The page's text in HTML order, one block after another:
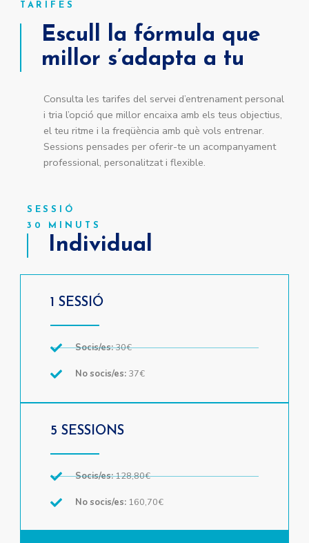
TARIFES
Escull la fórmula que
millor s’adapta a tu
Consulta les tarifes del servei d’entrenament personal
i tria l’opció que millor encaixa amb els teus objectius,
el teu ritme i la freqüència amb què vols entrenar.
Sessions pensades per oferir-te un acompanyament
professional, personalitzat i flexible.
SESSIÓ
30 MINUTS
Individual
1 SESSIÓ
Socis/es:30€
No socis/es: 37€
5 SESSIONS
Socis/es:128,80€
No socis/es: 160,70€